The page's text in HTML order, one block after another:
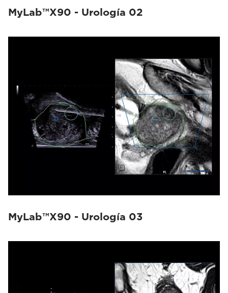
MyLab™X90 - Urología 02
MyLab™X90 - Urología 03